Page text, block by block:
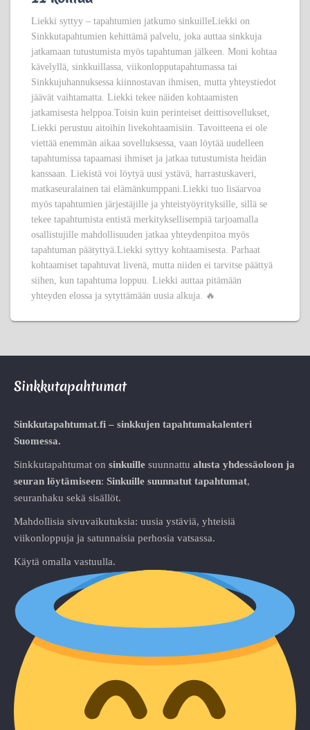
Liekki syttyy – tapahtumien jatkumo sinkuilleLiekki on
Sinkkutapahtumien kehittämä palvelu, joka auttaa sinkkuja
jatkamaan tutustumista myös tapahtuman jälkeen. Moni kohtaa
kävelyllä, sinkkuillassa, viikonlopputapahtumassa tai
Sinkkujuhannuksessa kiinnostavan ihmisen, mutta yhteystiedot
jäävät vaihtamatta. Liekki tekee näiden kohtaamisten
jatkamisesta helppoa.Toisin kuin perinteiset deittisovellukset,
Liekki perustuu aitoihin livekohtaamisiin. Tavoitteena ei ole
viettää enemmän aikaa sovelluksessa, vaan löytää uudelleen
tapahtumissa tapaamasi ihmiset ja jatkaa tutustumista heidän
kanssaan. Liekistä voi löytyä uusi ystävä, harrastuskaveri,
matkaseuralainen tai elämänkumppani.Liekki tuo lisäarvoa
myös tapahtumien järjestäjille ja yhteistyöyrityksille, sillä se
tekee tapahtumista entistä merkityksellisempiä tarjoamalla
osallistujille mahdollisuuden jatkaa yhteydenpitoa myös
tapahtuman päätyttyä.Liekki syttyy kohtaamisesta. Parhaat
kohtaamiset tapahtuvat livenä, mutta niiden ei tarvitse päättyä
siihen, kun tapahtuma loppuu. Liekki auttaa pitämään
yhteyden elossa ja sytyttämään uusia alkuja. 🔥
Sinkkutapahtumat
Sinkkutapahtumat.fi – sinkkujen tapahtumakalenteri
Suomessa.
Sinkkutapahtumat on sinkuille suunnattu alusta yhdessäoloon ja
seuran löytämiseen: Sinkuille suunnatut tapahtumat,
seuranhaku sekä sisällöt.
Mahdollisia sivuvaikutuksia: uusia ystäviä, yhteisiä
viikonloppuja ja satunnaisia perhosia vatsassa.
Käytä omalla vastuulla.